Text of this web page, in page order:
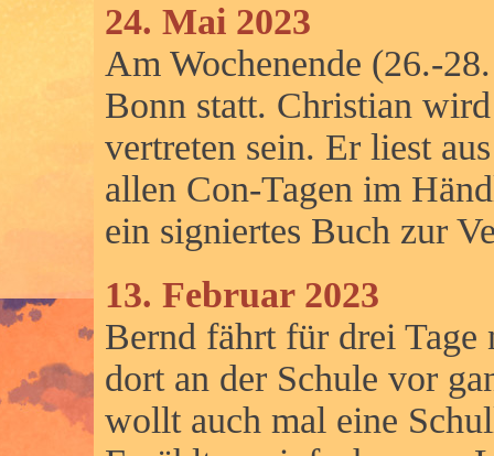
24. Mai 2023
Am Wochenende (26.-
Bonn statt. Christian
vertreten sein. Er liest
allen Con-Tagen im
ein signiertes Buch zur
13. Februar 2023
Bernd fährt für drei Tage
dort an der Schule vor
wollt auch mal eine